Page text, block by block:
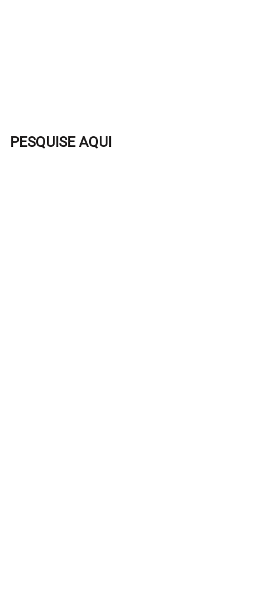
PESQUISE AQUI